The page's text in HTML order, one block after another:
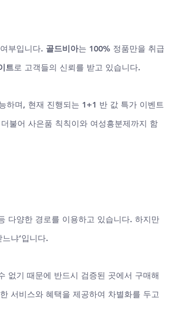
부입니다. 골드비아는 100% 정품만을 취급
트로 고객들의 신뢰를 받고 있습니다.
하며, 현재 진행되는 1+1 반 값 특가 이벤트
불어 사은품 칙칙이와 여성흥분제까지 함
다양한 경로를 이용하고 있습니다. 하지만
냐’입니다.
없기 때문에 반드시 검증된 곳에서 구매해
서비스와 혜택을 제공하여 차별화를 두고